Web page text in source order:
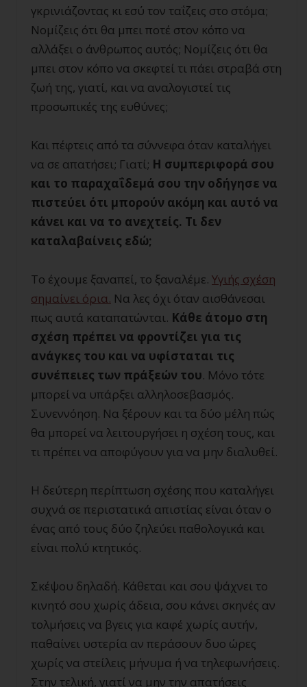
γκρινιάζοντας κι εσύ τον ταΐζεις στο στόμα;
Νομίζεις ότι θα μπει ποτέ στον κόπο να
αλλάξει ο άνθρωπος αυτός; Νομίζεις ότι θα
μπει στον κόπο να σκεφτεί τι πάει στραβά στη
ζωή της, γιατί, και να αναλογιστεί τις
προσωπικές της ευθύνες;
Και πέφτεις από τα σύννεφα όταν καταλήγει
να σε απατήσει; Γιατί; Η συμπεριφορά σου
και το παραχαΐδεμά σου την οδήγησε να
πιστεύει ότι μπορούν ακόμη και αυτό να
κάνει και να το ανεχτείς. Τι δεν
καταλαβαίνεις εδώ;
Το έχουμε ξαναπεί, το ξαναλέμε. Υγιής σχέση
σημαίνει όρια. Να λες όχι όταν αισθάνεσαι
πως αυτά καταπατώνται. Κάθε άτομο στη
σχέση πρέπει να φροντίζει για τις
ανάγκες του και να υφίσταται τις
συνέπειες των πράξεών του. Μόνο τότε
μπορεί να υπάρξει αλληλοσεβασμός.
Συνεννόηση. Να ξέρουν και τα δύο μέλη πώς
θα μπορεί να λειτουργήσει η σχέση τους, και
τι πρέπει να αποφύγουν για να μην διαλυθεί.
Η δεύτερη περίπτωση σχέσης που καταλήγει
συχνά σε περιστατικά απιστίας είναι όταν ο
ένας από τους δύο ζηλεύει παθολογικά και
είναι πολύ κτητικός.
Σκέψου δηλαδή. Κάθεται και σου ψάχνει το
κινητό σου χωρίς άδεια, σου κάνει σκηνές αν
τολμήσεις να βγεις για καφέ χωρίς αυτήν,
παθαίνει υστερία αν περάσουν δυο ώρες
χωρίς να στείλεις μήνυμα ή να τηλεφωνήσεις.
Στην τελική, γιατί να μην την απατήσεις